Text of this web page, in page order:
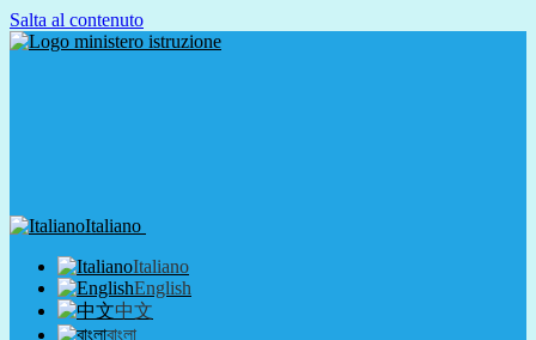
Salta al contenuto
Italiano
Italiano
English
中文
বাংলা